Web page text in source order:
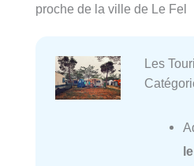
proche de la ville de Le Fel
Les